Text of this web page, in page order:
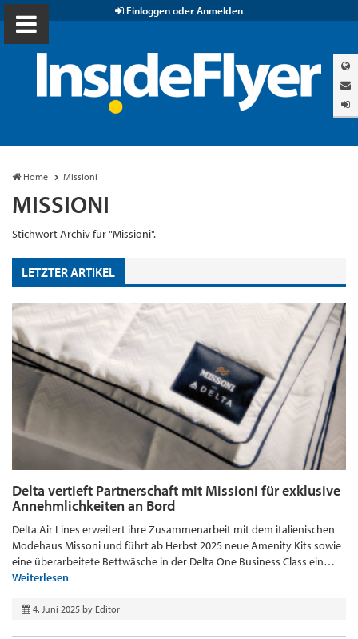
Einloggen oder Anmelden
Home Missioni
MISSIONI
Stichwort Archiv für "Missioni".
LETZTER ARTIKEL
Delta vertieft Partnerschaft mit Missioni für exklusive
Annehmlichkeiten an Bord
Delta Air Lines erweitert ihre Zusammenarbeit mit dem italienischen
Modehaus Missoni und führt ab Herbst 2025 neue Amenity Kits sowie
eine überarbeitete Bettwäsche in der Delta One Business Class ein…
Weiterlesen
4. Juni 2025 by Editor